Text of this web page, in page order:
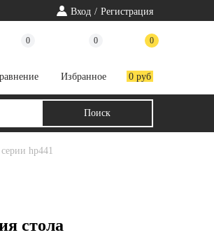
Вход / Регистрация
0 0
Избранное
0
0 руб
hp441
стола